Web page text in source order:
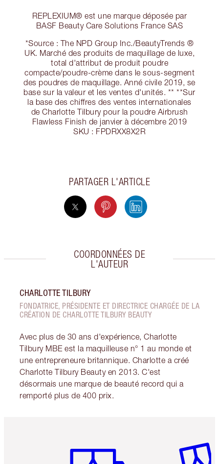
REPLEXIUM® est une marque déposée par
BASF Beauty Care Solutions France SAS
*Source : The NPD Group Inc./BeautyTrends ®
UK. Marché des produits de maquillage de luxe,
total d'attribut de produit poudre
compacte/poudre-crème dans le sous-segment
des poudres de maquillage. Anné civile 2019, se
base sur la valeur et les ventes d'unités. ** **Sur
la base des chiffres des ventes internationales
de Charlotte Tilbury pour la poudre Airbrush
Flawless Finish de janvier à décembre 2019
SKU : FPDRXX8X2R
PARTAGER L'ARTICLE
COORDONNÉES DE
L'AUTEUR
CHARLOTTE TILBURY
FONDATRICE, PRÉSIDENTE ET DIRECTRICE CHARGÉE DE LA
CRÉATION DE CHARLOTTE TILBURY BEAUTY
Avec plus de 30 ans d'expérience, Charlotte
Tilbury MBE est la maquilleuse n° 1 au monde et
une entrepreneure britannique. Charlotte a créé
Charlotte Tilbury Beauty en 2013. C'est
désormais une marque de beauté record qui a
remporté plus de 400 prix.